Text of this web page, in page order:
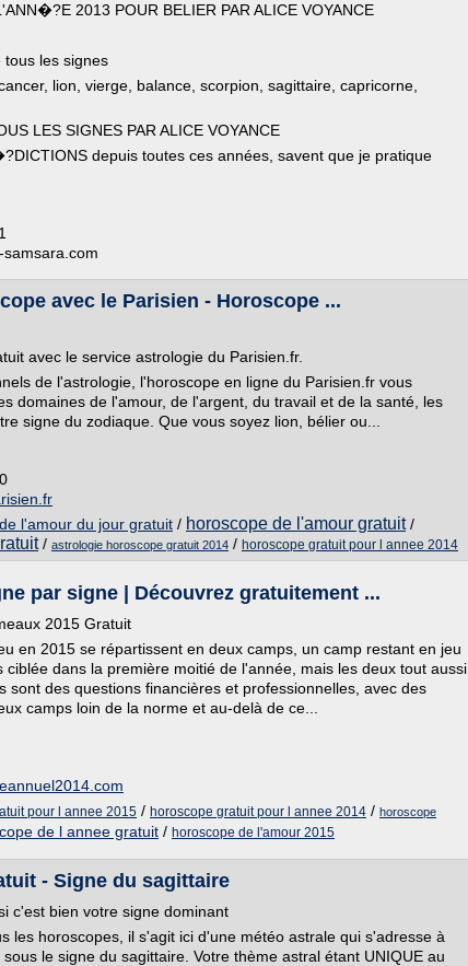
2013 POUR BELIER PAR ALICE VOYANCE
tous les signes
lion, vierge, balance, scorpion, sagittaire, capricorne,
LES SIGNES PAR ALICE VOYANCE
depuis toutes ces années, savent que je pratique
samsara.com
avec le Parisien - Horoscope ...
avec le service astrologie du Parisien.fr.
de l'astrologie, l'horoscope en ligne du Parisien.fr vous
domaines de l'amour, de l'argent, du travail et de la santé, les
signe du zodiaque. Que vous soyez lion, bélier ou...
l'amour du jour gratuit / horoscope de l'amour gratuit/
/ astrologie horoscope gratuit 2014 / horoscope gratuit pour l annee 2014
par signe | Découvrez gratuitement ...
2015 Gratuit
en 2015 se répartissent en deux camps, un camp restant en jeu
dans la première moitié de l'année, mais les deux tout aussi
sont des questions financières et professionnelles, avec des
camps loin de la norme et au-delà de ce...
pour l annee 2015 / horoscope gratuit pour l annee 2014 / horoscope
de l annee gratuit / horoscope de l'amour 2015
- Signe du sagittaire
c'est bien votre signe dominant
les horoscopes, il s'agit ici d'une météo astrale qui s'adresse à
le signe du sagittaire. Votre thème astral étant UNIQUE au